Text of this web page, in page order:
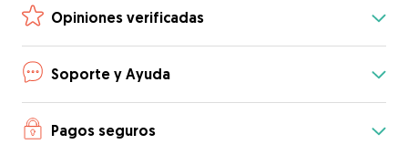
Opiniones verificadas
Soporte y Ayuda
Pagos seguros